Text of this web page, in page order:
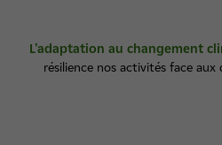
L'adaptation au changement
résilience nos activités face